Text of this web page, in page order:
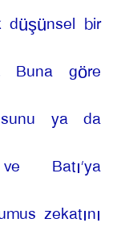
düşünsel bir
Buna göre
ya da
Batı’ya
zekatını